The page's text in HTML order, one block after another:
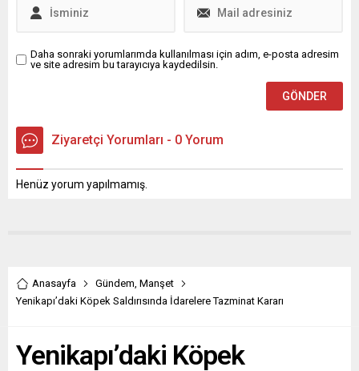
Daha sonraki yorumlarımda kullanılması için adım, e-posta adresim
ve site adresim bu tarayıcıya kaydedilsin.
Ziyaretçi Yorumları - 0 Yorum
Henüz yorum yapılmamış.
Anasayfa Gündem, Manşet
Yenikapı’daki Köpek Saldırısında İdarelere Tazminat Kararı
Yenikapı’daki Köpek